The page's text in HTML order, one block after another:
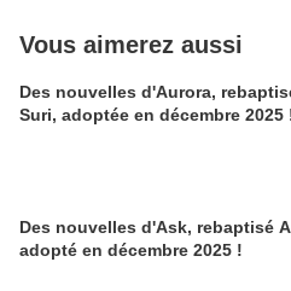
Vous aimerez aussi
Des nouvelles d'Aurora,
Suri, adoptée en décembre 2025
Des nouvelles d'Ask, rebaptisé
adopté en décembre 2025 !